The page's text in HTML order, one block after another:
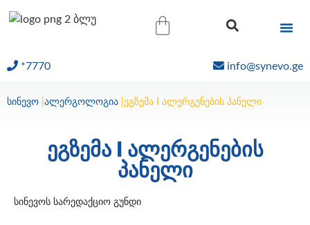
*7770 info@synevo.ge
სინევო ალერგოლოგია ეგზემა I ალერგენების პანელი
ეგზემა I ალერგენების
პანელი
სინევოს სარედაქციო გუნდი